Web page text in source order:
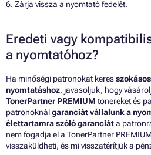
6. Zárja vissza a nyomtató fedelét.
Eredeti vagy
a nyomtatóhoz?
Ha minőségi patronokat keres
nyomtatáshoz, javasoljuk, hogy
TonerPartner PREMIUM tonereket és
patronoknálgaranciát vállalunk a
élettartamra szóló garanciáta
nem fogadja el a TonerPartner
visszaküldheti, és mi visszatérítjük a